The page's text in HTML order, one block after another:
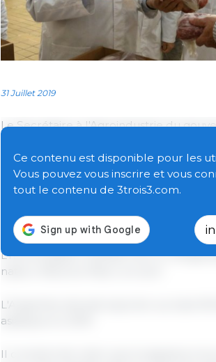
31 Juillet 2019
Le Secrétaire à l'Agroindustrie du
de la Qualité agro-alimentaires
société de Santa Fe, Juan Carlos
réfrigération qui effectuera le premier
première semaine d'août.
L’homologation sanitaire de ce
nation, Mauricio Macri, en avril.
L'Argentine devrait exporter au total 18
asiatique en 2019.
Il convient de noter que la signature
Ce contenu est disponible pour les
Vous pouvez vous inscrire et vous
tout le contenu de 3trois3.com.